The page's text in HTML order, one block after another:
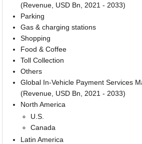
(Revenue, USD Bn, 2021 - 2033)
Parking
Gas & charging stations
Shopping
Food & Coffee
Toll Collection
Others
Global In-Vehicle Payment Services
(Revenue, USD Bn, 2021 - 2033)
North America
U.S.
Canada
Latin America